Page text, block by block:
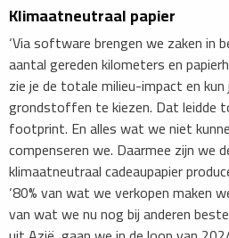
Klimaatneutraal papier
‘Via software brengen we zaken in
aantal gereden kilometers en
zie je de totale milieu-impact en kun
grondstoffen te kiezen. Dat leidde
footprint. En alles wat we niet
compenseren we. Daarmee zijn we
klimaatneutraal cadeaupapier
‘80% van wat we verkopen maken
van wat we nu nog bij anderen